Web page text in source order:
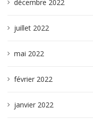
décembre 2022
juillet 2022
mai 2022
février 2022
janvier 2022